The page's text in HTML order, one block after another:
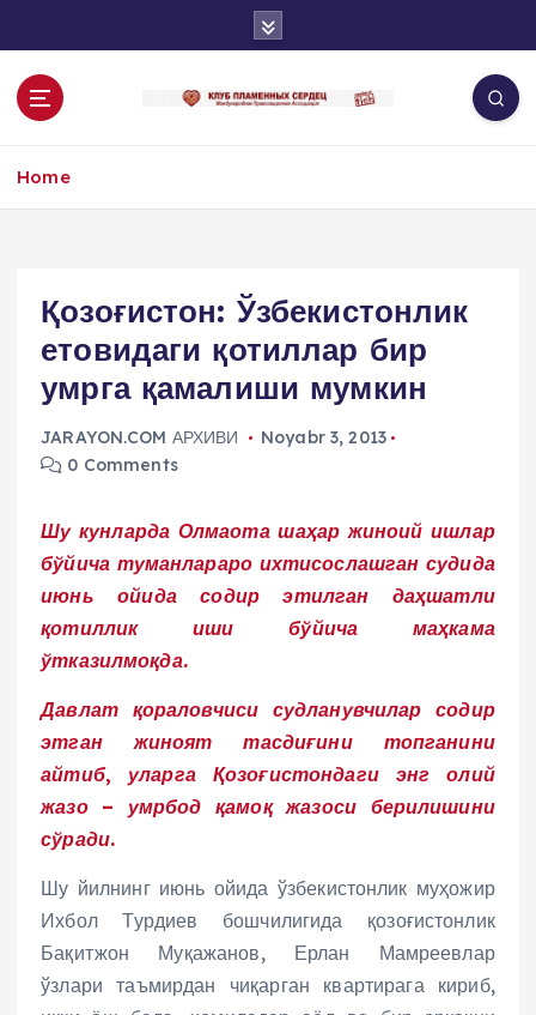
o
Home
Қозоғистон: Ўзбекистонлик
етовидаги қотиллар бир
умрга қамалиши мумкин
JARAYON.COM АРХИВИ
Noyabr 3, 2013
0 Comments
Шу кунларда Олмаота шаҳар жиноий ишлар
бўйича туманлараро ихтисослашган судида
июнь ойида содир этилган даҳшатли
қотиллик иши бўйича маҳкама
ўтказилмоқда.
Давлат қораловчиси судланувчилар содир
этган жиноят тасдиғини топганини
айтиб, уларга Қозоғистондаги энг олий
жазо – умрбод қамоқ жазоси берилишини
сўради.
Шу йилнинг июнь ойида ўзбекистонлик муҳожир
Ихбол Турдиев бошчилигида қозоғистонлик
Бақитжон Муқажанов, Ерлан Мамреевлар
ўзлари таъмирдан чиқарган квартирага кириб,